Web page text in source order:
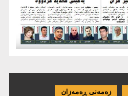
زەمەنی ڕەمەزان